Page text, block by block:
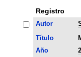
Registro
Autor
Título
Año